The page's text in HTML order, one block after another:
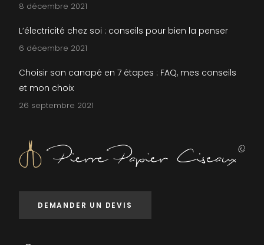
8 décembre 2021
L’électricité chez soi : conseils pour bien la penser
6 décembre 2021
Choisir son canapé en 7 étapes : FAQ, mes conseils
et mon choix
26 septembre 2021
DEMANDER UN DEVIS